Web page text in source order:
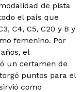
de pista
el país que
C4, C5, C20 y B y
femenino. Por
el
un certamen de
puntos para el
como